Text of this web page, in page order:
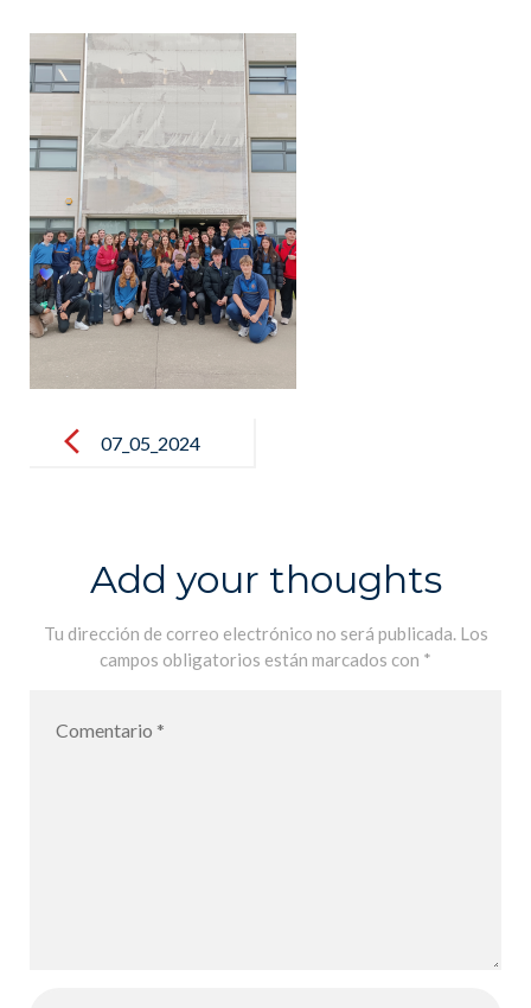
navigation07_05_2024
Add your thoughts
Tu dirección de correo electrónico no será publicada. Los
campos obligatorios están marcados con *